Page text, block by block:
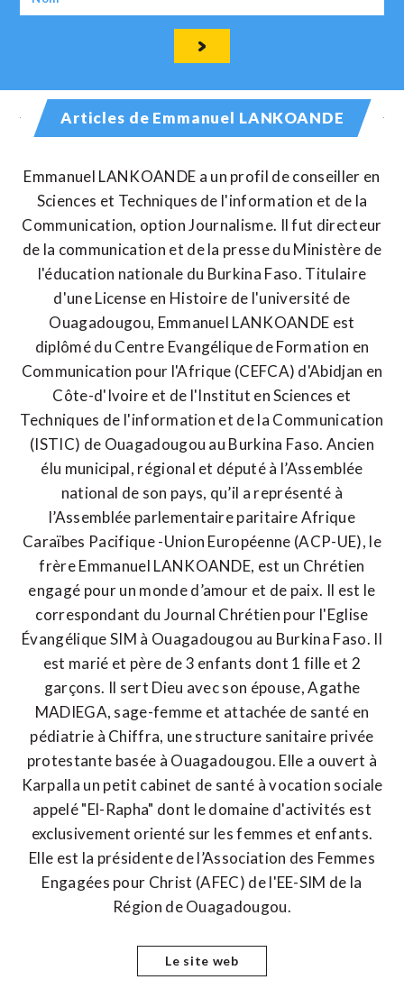
Articles de Emmanuel LANKOANDE
Emmanuel LANKOANDE a un profil de conseiller en
Sciences et Techniques de l'information et de la
Communication, option Journalisme. Il fut directeur
de la communication et de la presse du Ministère de
l'éducation nationale du Burkina Faso. Titulaire
d'une License en Histoire de l'université de
Ouagadougou, Emmanuel LANKOANDE est
diplômé du Centre Evangélique de Formation en
Communication pour l'Afrique (CEFCA) d'Abidjan en
Côte-d'Ivoire et de l'Institut en Sciences et
Techniques de l'information et de la Communication
(ISTIC) de Ouagadougou au Burkina Faso. Ancien
élu municipal, régional et député à l’Assemblée
national de son pays, qu’il a représenté à
l’Assemblée parlementaire paritaire Afrique
Caraïbes Pacifique -Union Européenne (ACP-UE), le
frère Emmanuel LANKOANDE, est un Chrétien
engagé pour un monde d’amour et de paix. Il est le
correspondant du Journal Chrétien pour l'Eglise
Évangélique SIM à Ouagadougou au Burkina Faso. Il
est marié et père de 3 enfants dont 1 fille et 2
garçons. Il sert Dieu avec son épouse, Agathe
MADIEGA, sage-femme et attachée de santé en
pédiatrie à Chiffra, une structure sanitaire privée
protestante basée à Ouagadougou. Elle a ouvert à
Karpalla un petit cabinet de santé à vocation sociale
appelé "El-Rapha" dont le domaine d'activités est
exclusivement orienté sur les femmes et enfants.
Elle est la présidente de l’Association des Femmes
Engagées pour Christ (AFEC) de l'EE-SIM de la
Région de Ouagadougou.
Le site web